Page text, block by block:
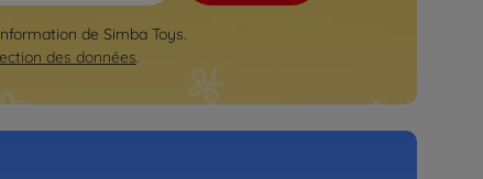
de Simba Toys.
des données.